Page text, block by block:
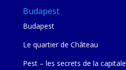
Budapest
Budapest
Le quartier de Château
Pest – les secrets de la capitale